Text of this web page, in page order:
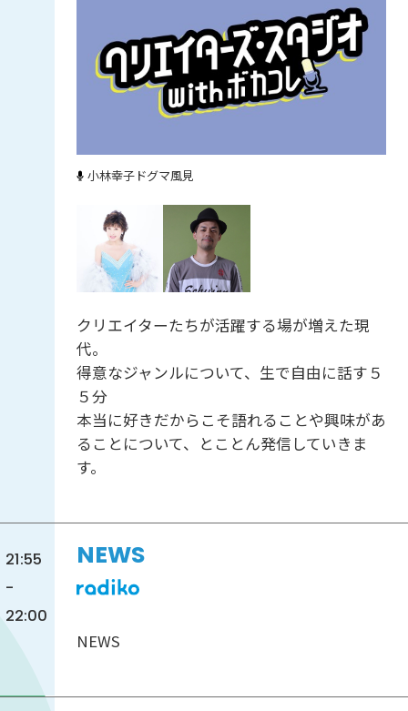
小林幸子ドグマ風見
クリエイターたちが活躍する場が増えた現
代。
得意なジャンルについて、生で自由に話す５
５分
本当に好きだからこそ語れることや興味があ
ることについて、とことん発信していきま
す。
21:55
-
22:00
NEWS
NEWS